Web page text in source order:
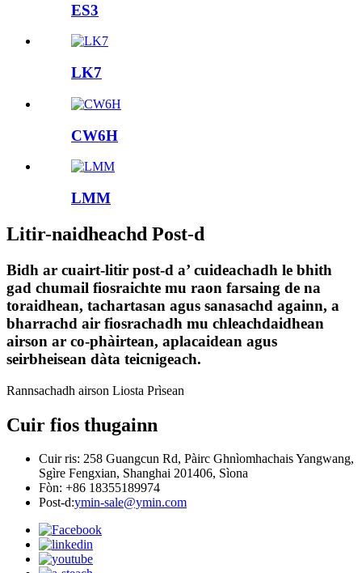
ES3
LK7
CW6H
LMM
Litir-naidheachd Post-d
Bidh ar cuairt-litir post-d a’ cuideachadh le bhith
gad chumail fiosraichte mu raon farsaing de na
toraidhean, tachartasan agus sanasachd againn, a
bharrachd air fiosrachadh mu chleachdaidhean
airson ar co-phàirtean, aplacaidean agus
seirbheisean dàta teicnigeach.
Rannsachadh airson Liosta Prìsean
Cuir fios thugainn
Cuir ris: 258 Guangcun Rd, Pàirc Ghnìomhachais Yangwang,
Sgìre Fengxian, Shanghai 201406, Sìona
Fòn: +86 18355189974
Post-d:ymin-sale@ymin.com